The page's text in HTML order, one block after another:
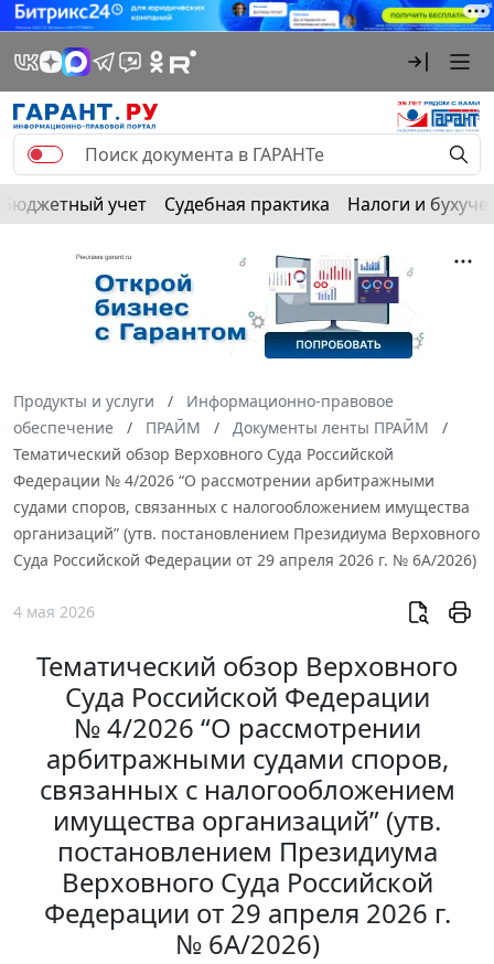
Бюджетный учет Судебная практика Налоги и
Продукты и услуги
Информационно-правовое
обеспечение
ПРАЙМ
Документы ленты ПРАЙМ
Тематический обзор Верховного Суда Российской
Федерации № 4/2026 “О рассмотрении арбитражными
судами споров, связанных с налогообложением имущества
организаций” (утв. постановлением Президиума Верховного
Суда Российской Федерации от 29 апреля 2026 г. № 6А/2026)
4 мая 2026
Тематический обзор Верховного
Суда Российской Федерации
№ 4/2026 “О рассмотрении
арбитражными судами споров,
связанных с налогообложением
имущества организаций” (утв.
постановлением Президиума
Верховного Суда Российской
Федерации от 29 апреля 2026 г.
№ 6А/2026)